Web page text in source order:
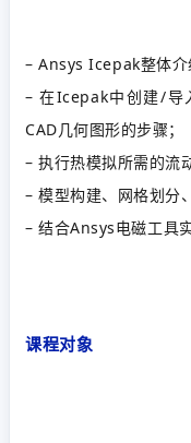
– Ansys Icepak整体介
– 在Icepak中创建/导
CAD几何图形的步骤；
– 执行热模拟所需的流
– 模型构建、网格划分
– 结合Ansys电磁工具
课程对象